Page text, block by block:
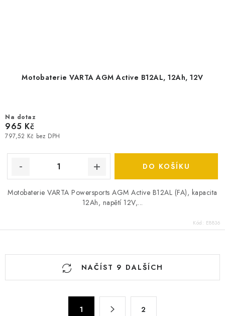
Motobaterie VARTA AGM Active B12AL, 12Ah, 12V
Na dotaz
797,52 Kč bez DPH
965 Kč
DO KOŠÍKU
Motobaterie VARTA Powersports AGM Active B12AL (FA), kapacita
12Ah, napětí 12V,...
Kód: E8836
O
NAČÍST 9 DALŠÍCH
1 2